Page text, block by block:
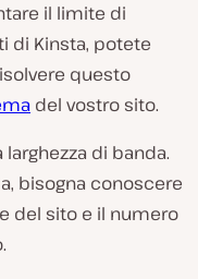
il limite di
di Kinsta, potete
questo
del vostro sito.
di banda.
bisogna conoscere
del sito e il numero